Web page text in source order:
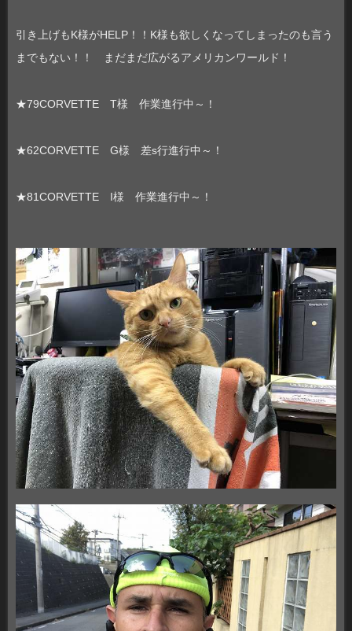
引き上げもK様がHELP！！K様も欲しくなってしまったのも言う
までもない！！ まだまだ広がるアメリカンワールド！
★79CORVETTE T様 作業進行中～！
★62CORVETTE G様 差s行進行中～！
★81CORVETTE I様 作業進行中～！